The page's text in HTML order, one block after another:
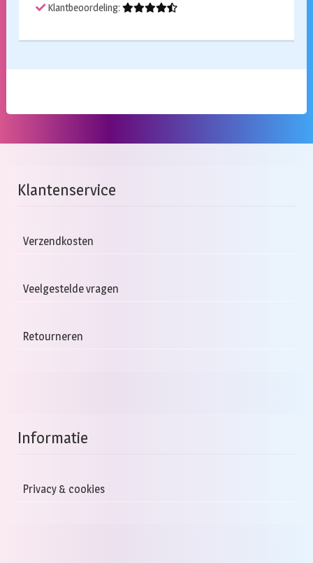
Klantbeoordeling:
Klantenservice
Verzendkosten
Veelgestelde vragen
Retourneren
Informatie
Privacy & cookies